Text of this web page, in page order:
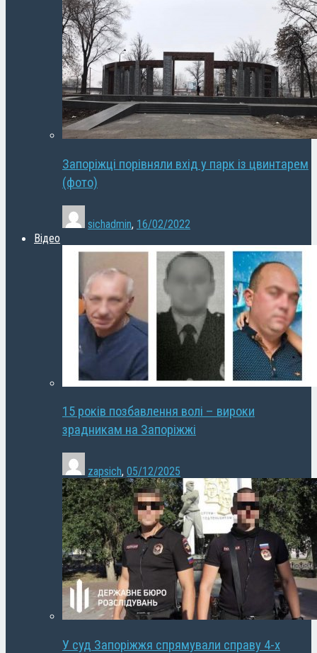
Запоріжці порівняли вхід у парк із цвинтарем
(фото)
sichadmin, 16/02/2022
Відео
15 років позбавлення волі – вироки
зрадникам на Запоріжжі
zapsich, 05/12/2025
У суд Запоріжжя спрямували справу 4-х